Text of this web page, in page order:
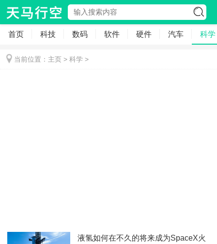
首页 科技 数码 软件 硬件 汽车 科学
当前位置： 主页 > 科学 >
液氢如何在不久的将来成为SpaceX火